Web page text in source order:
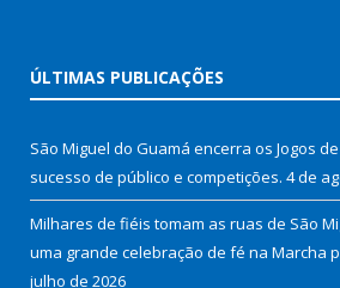
ÚLTIMAS PUBLICAÇÕES
São Miguel do Guamá encerra os Jogos
sucesso de público e competições. 4 de
Milhares de fiéis tomam as ruas de São
uma grande celebração de fé na Marcha
julho de 2026